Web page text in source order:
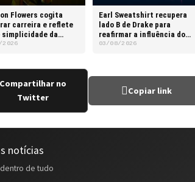
Flowers cogita
carreira e reflete
simplicidade da
pai
2026
Earl Sweatshirt recupera
lado B de Drake para
reafirmar a influência do
rapper canadense
03/08/2026
Compartilhar no
Twitter
Copiar link
notícias
de tudo